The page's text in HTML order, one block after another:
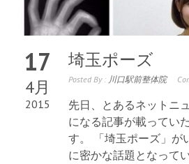
17
4月
2015
埼玉ポーズ
Posted By : 川口駅前整体院
先日、とあるネットニ
になる記事が載ってい
す。 「埼玉ポーズ」が
に密かな話題となって